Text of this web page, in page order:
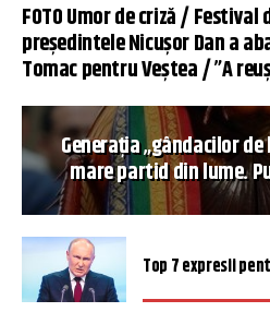
FOTO Umor de criză / Festival
președintele Nicușor Dan a
Tomac pentru Veștea / ”A
Generația „gândacilor de
mare partid din lume.
Top 7 expresii